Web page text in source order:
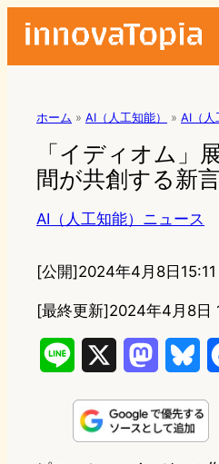
ホーム » AI（人工知能） » AI（人
「イディオム」
間が共創する新
AI（人工知能）ニュース
[公開]2024年4月8日15:11
[最終更新]2024年4月8日
n
s
u